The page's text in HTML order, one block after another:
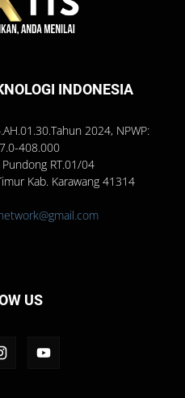
INDONESIA
2024, NPWP:
408.000
RT.01/04
Kab. Karawang 41314
US